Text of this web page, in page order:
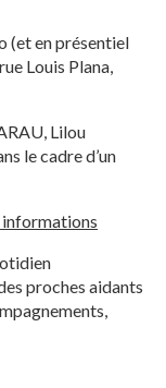
(et en présentiel
Louis Plana,
Lilou
le cadre d’un
informations
proches aidants